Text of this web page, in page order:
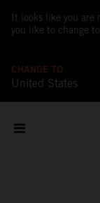
It looks like you are
you like to change
CHANGE TO
United States